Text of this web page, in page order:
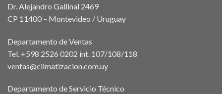
Dr. Alejandro Gallinal 2469
CP 11400 – Montevideo / Uruguay
Departamento de Ventas
Tel. +598 2526 0202 int. 107/108/118
ventas@climatizacion.com.uy
Departamento de Servicio Técnico